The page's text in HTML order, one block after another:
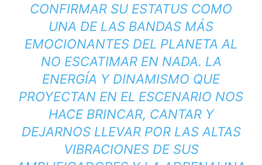
CONFIRMAR SU ESTATUS COMO
UNA DE LAS BANDAS MÁS
EMOCIONANTES DEL PLANETA AL
NO ESCATIMAR EN NADA. LA
ENERGÍA Y DINAMISMO QUE
PROYECTAN EN EL ESCENARIO NOS
HACE BRINCAR, CANTAR Y
DEJARNOS LLEVAR POR LAS ALTAS
VIBRACIONES DE SUS